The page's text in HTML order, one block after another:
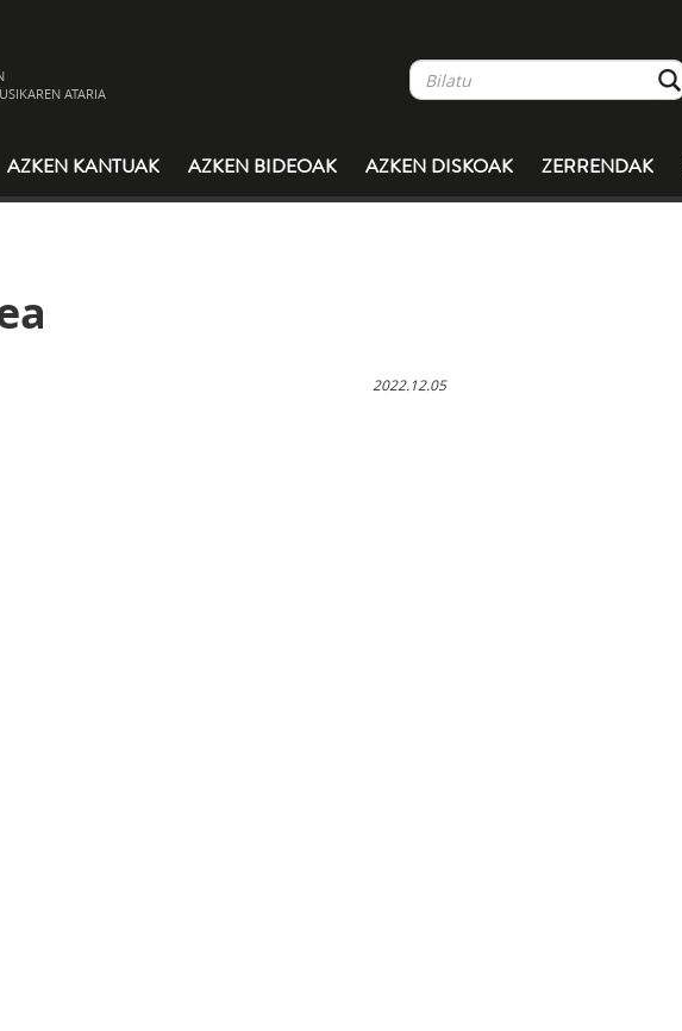
ATARIA
AZKEN KANTUAK AZKEN BIDEOAK AZKEN DISKOAK ZERRENDAK
2022.12.05